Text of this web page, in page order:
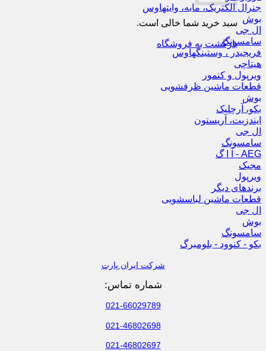
سبد خرید شما خالی است.
بازگشت به فروشگاه
جنرال الکتریک، مابه، وایتهاوس
بوش
ال جی
سامسونگ
فریجیدر ، وستینگهاوس
هیتاچی
ویرپول و کنمور
قطعات ماشین ظرفشویی
بوش
بکو، آرچلیک
ایندزیت، آریستون
ال جی
سامسونگ
AEG - آ ا گ
مجیک
ویرپول
برندهای دیگر
قطعات ماشین لباسشویی
ال جی
بوش
سامسونگ
بکو - کنوود - بلومبرگ
شرکت ایران پارت
شماره تماس:
021-66029789
021-46802698
021-46802697